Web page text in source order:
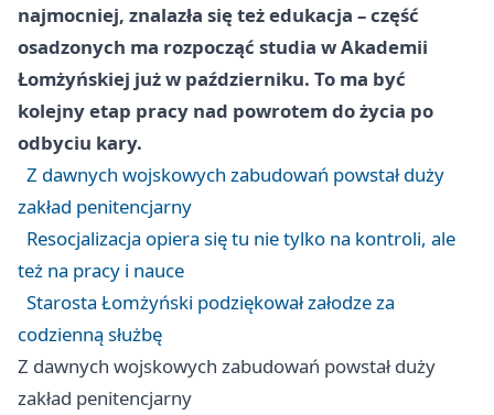
najmocniej, znalazła się też edukacja – część
osadzonych ma rozpocząć studia w Akademii
Łomżyńskiej już w październiku. To ma być
kolejny etap pracy nad powrotem do życia po
odbyciu kary.
Z dawnych wojskowych zabudowań powstał duży
zakład penitencjarny
Resocjalizacja opiera się tu nie tylko na kontroli, ale
też na pracy i nauce
Starosta Łomżyński podziękował załodze za
codzienną służbę
Z dawnych wojskowych zabudowań powstał duży
zakład penitencjarny